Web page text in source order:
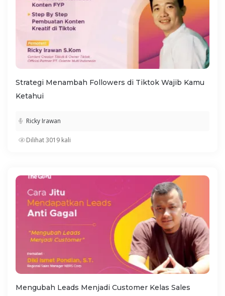
Strategi Menambah Followers di Tiktok Wajib Kamu
Ketahui
Ricky Irawan
Dilihat 3019 kali
Mengubah Leads Menjadi Customer Kelas Sales